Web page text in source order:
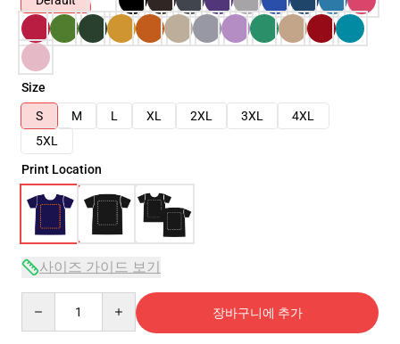
Size
S
M L XL 2XL 3XL
4XL
5XL
Print Location
사이즈 가이드 보기
장바구니에 추가